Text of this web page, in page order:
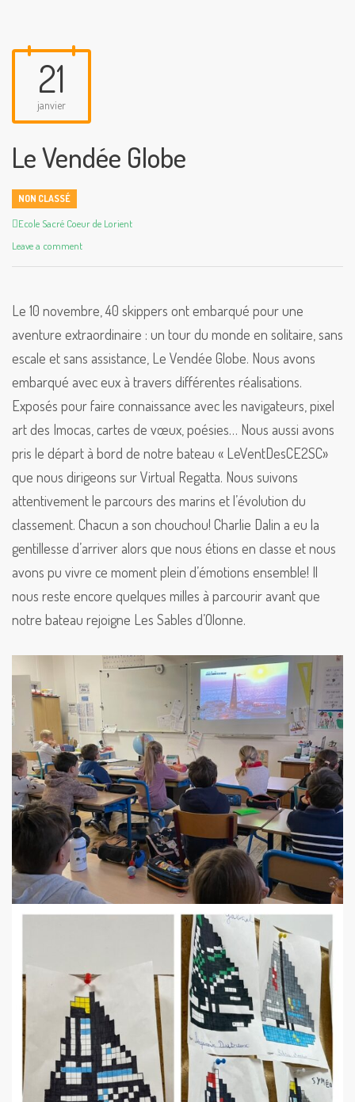
21
janvier
Le Vendée Globe
NON CLASSÉ
Author
Ecole Sacré Coeur de Lorient
Leave a comment
Le 10 novembre, 40 skippers ont embarqué pour une
aventure extraordinaire : un tour du monde en solitaire, sans
escale et sans assistance, Le Vendée Globe. Nous avons
embarqué avec eux à travers différentes réalisations.
Exposés pour faire connaissance avec les navigateurs, pixel
art des Imocas, cartes de vœux, poésies… Nous aussi avons
pris le départ à bord de notre bateau « LeVentDesCE2SC»
que nous dirigeons sur Virtual Regatta. Nous suivons
attentivement le parcours des marins et l’évolution du
classement. Chacun a son chouchou! Charlie Dalin a eu la
gentillesse d’arriver alors que nous étions en classe et nous
avons pu vivre ce moment plein d’émotions ensemble! Il
nous reste encore quelques milles à parcourir avant que
notre bateau rejoigne Les Sables d’Olonne.